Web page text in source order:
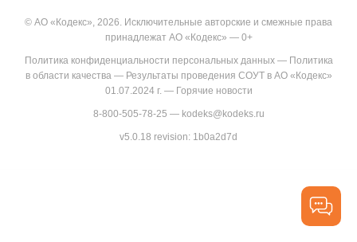
© АО «Кодекс», 2026. Исключительные авторские и смежные права
принадлежат АО «Кодекс» — 0+
Политика конфиденциальности персональных данных— Политика
в области качества— Результаты проведения СОУТ в АО «Кодекс»
01.07.2024 г.— Горячие новости
8-800-505-78-25 — kodeks@kodeks.ru
v5.0.18 revision: 1b0a2d7d